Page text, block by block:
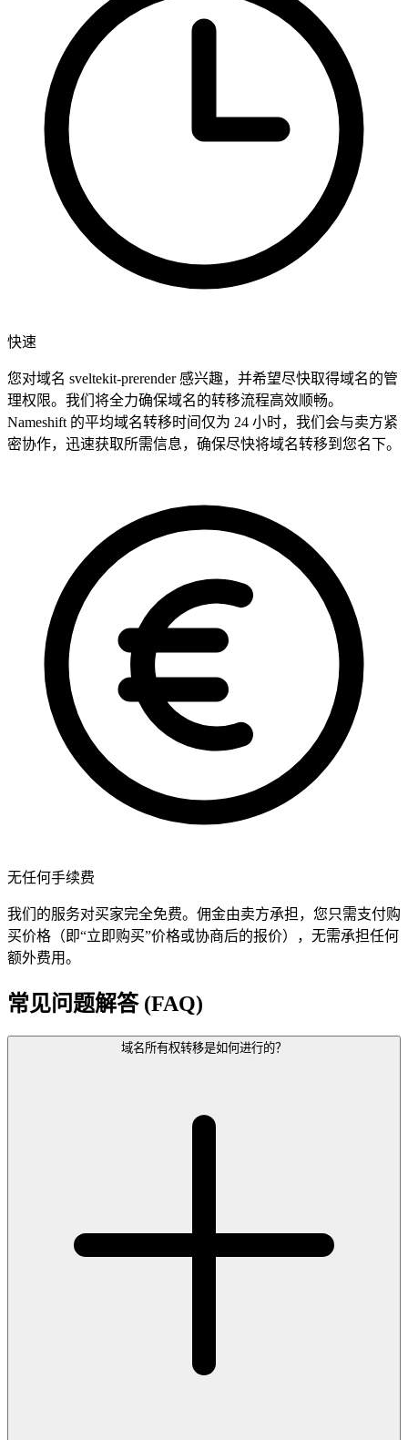
快速
您对域名 sveltekit-prerender 感兴趣，并希望尽快取得域名的管
理权限。我们将全力确保域名的转移流程高效顺畅。
Nameshift 的平均域名转移时间仅为 24 小时，我们会与卖方紧
密协作，迅速获取所需信息，确保尽快将域名转移到您名下。
无任何手续费
我们的服务对买家完全免费。佣金由卖方承担，您只需支付购
买价格（即“立即购买”价格或协商后的报价），无需承担任何
额外费用。
常见问题解答 (FAQ)
域名所有权转移是如何进行的？